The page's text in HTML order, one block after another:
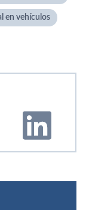
en vehículos